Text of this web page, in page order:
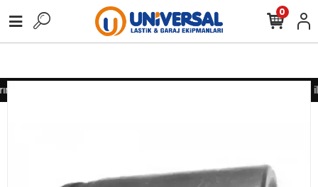
için lütfen iletişime geçiniz Toptan alımlarınız için lütfen
0